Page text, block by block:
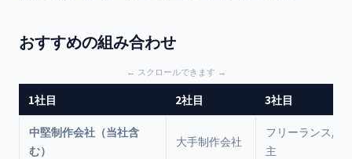
おすすめの組み合わせ
1社目 2社目 3社目
中堅制作会社（当社含
む）
大手制作会社
フリーランス/個
主